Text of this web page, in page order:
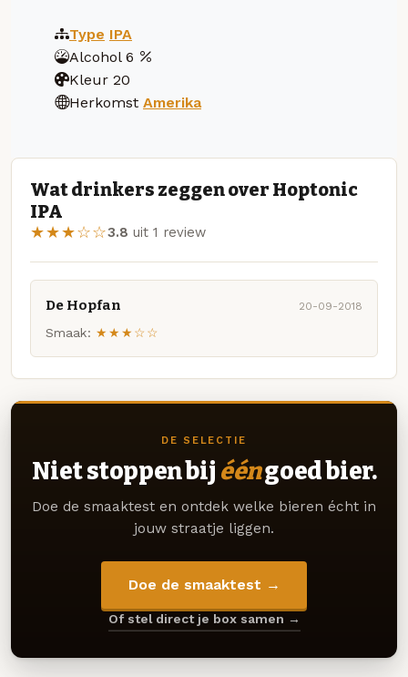
Type IPA
Alcohol 6
Kleur 20
Herkomst Amerika
Wat drinkers zeggen over Hoptonic
IPA
★★★☆☆3.8 uit 1 review
De Hopfan 20-09-2018
Smaak: ★★★☆☆
DE SELECTIE
Niet stoppen bij ééngoed bier.
Doe de smaaktest en ontdek welke bieren écht in
jouw straatje liggen.
Doe de smaaktest →
Of stel direct je box samen →